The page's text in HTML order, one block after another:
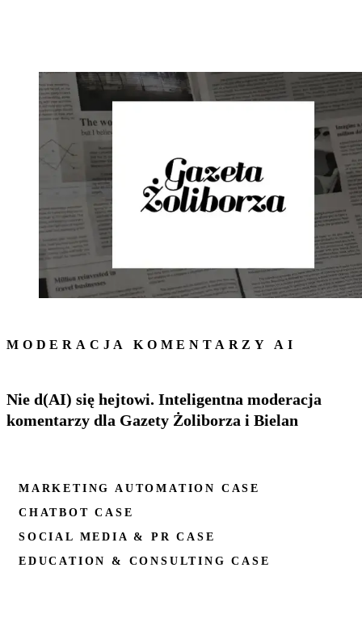
MODERACJA KOMENTARZY AI
Nie d(AI) się hejtowi. Inteligentna moderacja
komentarzy dla Gazety Żoliborza i Bielan
MARKETING AUTOMATION CASE
CHATBOT CASE
SOCIAL MEDIA & PR CASE
EDUCATION & CONSULTING CASE